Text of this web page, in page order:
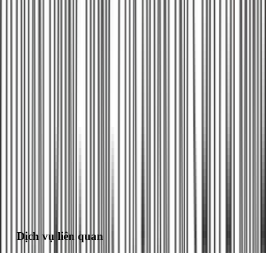
Dịch vụ liên quan